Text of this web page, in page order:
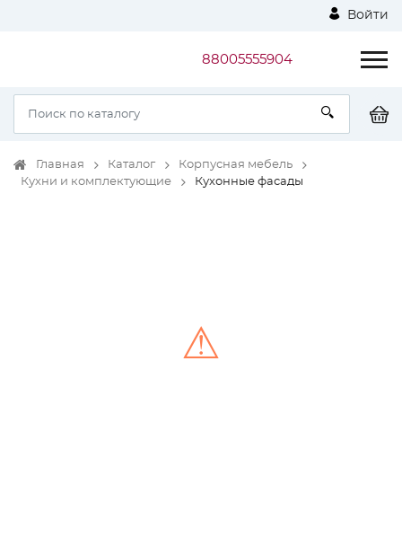
Войти
88005555904
Главная Каталог
Корпусная мебель
Кухни и комплектующие
Кухонные фасады
⚠